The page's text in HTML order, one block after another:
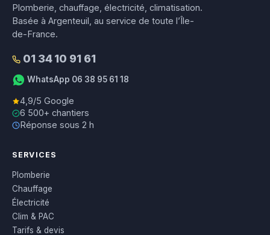
Plomberie, chauffage, électricité, climatisation.
Basée à Argenteuil, au service de toute l’Île-
de-France.
01 34 10 91 61
WhatsApp 06 38 95 61 18
4,9/5 Google
6 500+ chantiers
Réponse sous 2 h
SERVICES
Plomberie
Chauffage
Électricité
Clim & PAC
Tarifs & devis